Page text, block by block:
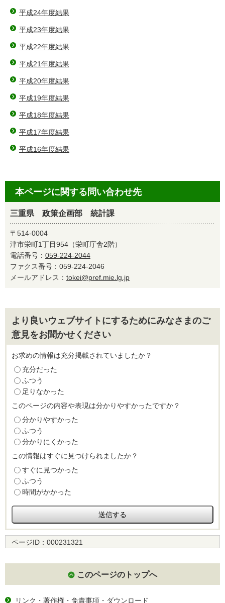
平成24年度結果
平成23年度結果
平成22年度結果
平成21年度結果
平成20年度結果
平成19年度結果
平成18年度結果
平成17年度結果
平成16年度結果
本ページに関する問い合わせ先
三重県 政策企画部 統計課
〒514-0004
津市栄町1丁目954（栄町庁舎2階）
電話番号： 059-224-2044
ファクス番号：059-224-2046
メールアドレス： tokei@pref.mie.lg.jp
より良いウェブサイトにするためにみなさまのご
意見をお聞かせください
お求めの情報は充分掲載されていましたか？
充分だった
ふつう
足りなかった
このページの内容や表現は分かりやすかったですか？
分かりやすかった
ふつう
分かりにくかった
この情報はすぐに見つけられましたか？
すぐに見つかった
ふつう
時間がかかった
ページID： 000231321
このページのトップへ
リンク・著作権・免責事項・ダウンロード